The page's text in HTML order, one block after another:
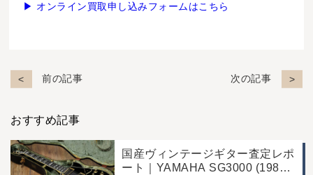
▶ オンライン買取申し込みフォームはこちら
前の記事 次の記事
おすすめ記事
国産ヴィンテージギター査定レポ
ート｜YAMAHA SG3000 (1988